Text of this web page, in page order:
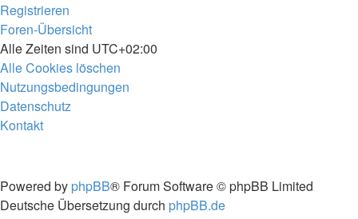
Registrieren
Foren-Übersicht
Alle Zeiten sind UTC+02:00
Alle Cookies löschen
Nutzungsbedingungen
Datenschutz
Kontakt
Powered by phpBB® Forum Software © phpBB Limited
Deutsche Übersetzung durch phpBB.de